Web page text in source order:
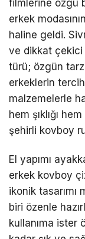
filmlerine özgü
erkek
haline geldi.
ve dikkat çekici
türü; özgün
erkeklerin
malzemelerle
hem şıklığı
şehirli kovboy
El yapımı
erkek kovboy
ikonik
biri özenle
kullanıma ister